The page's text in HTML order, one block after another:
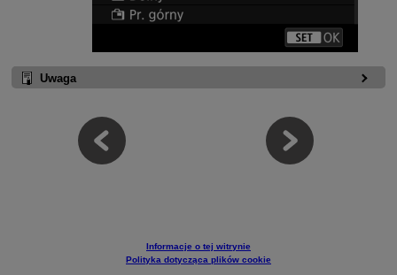
Uwaga
Informacje o tej witrynie
Polityka dotycząca plików cookie